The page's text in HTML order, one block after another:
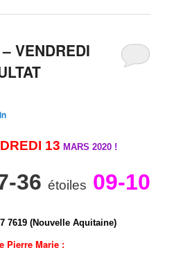
VENDREDI
13 MARS 2020 !
36 étoiles 09-10
7 7619 (Nouvelle Aquitaine)
Pierre Marie :